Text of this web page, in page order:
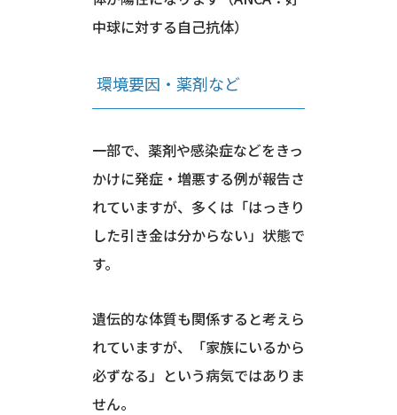
中球に対する自己抗体）
環境要因・薬剤など
一部で、薬剤や感染症などをきっ
かけに発症・増悪する例が報告さ
れていますが、多くは「はっきり
した引き金は分からない」状態で
す。
遺伝的な体質も関係すると考えら
れていますが、「家族にいるから
必ずなる」という病気ではありま
せん。